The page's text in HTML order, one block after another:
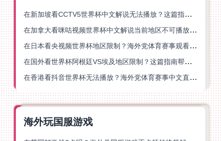
在新加坡看CCTV5世界杯中文解说无法播放？这篇指南帮你解锁海外体育直播自由
在加拿大看咪咕视频世界杯中文解说当前地区不可播放？这篇指南帮你一键解决
在日本看央视频世界杯地区限制？海外党体育赛事观看终极指南
在国外看世界杯阿根廷VS埃及地区限制？这篇指南帮你搞定中文直播+解说
在香港看抖音世界杯无法播放？海外党体育赛事中文直播终极指南
海外玩国服游戏